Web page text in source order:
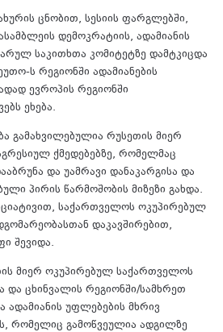
ცნობით, სესიის ფარგლებში,
დემოკრატიის, ადამიანის
საკითხთა კომიტეტზე დამტკიცდა
ს რეგიონში ადამიანების
ევროპის რეგიონში
ეხება.
გამახვილებულია რუსეთის მიერ
ქმედებებზე, რომელმაც
და უამრავი დანაკარგისა და
პირის წარმოშობის მიზეზი გახდა.
საქართველოს ოკუპირებულ
დაკავშირებით,
შევიდა.
მიერ ოკუპირებულ საქართველოს
და ცხინვალის რეგიონში/სამხრეთ
უფლებების მხრივ
რომელიც გამოწვეულია ადგილზე